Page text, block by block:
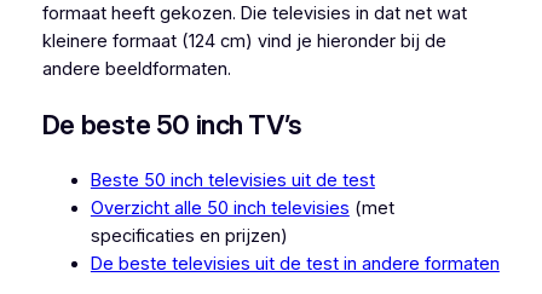
formaat heeft gekozen. Die televisies in dat net wat
kleinere formaat (124 cm) vind je hieronder bij de
andere beeldformaten.
De beste 50 inch TV’s
Beste 50 inch televisies uit de test
Overzicht alle 50 inch televisies (met
specificaties en prijzen)
De beste televisies uit de test in andere formaten